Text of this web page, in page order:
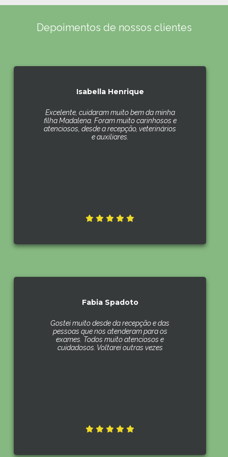
Depoimentos de nossos clientes
Isabella Henrique
Excelente, cuidaram muito bem da minha
filha Madalena. Foram muito carinhosos e
atenciosos, desde a recepção, veterinários
e auxiliares.
Fabia Spadoto
Gostei muito desde da recepção e das
pessoas que nos atenderam para os
exames. Todos muito atenciosos e
cuidadosos. Voltarei outras vezes